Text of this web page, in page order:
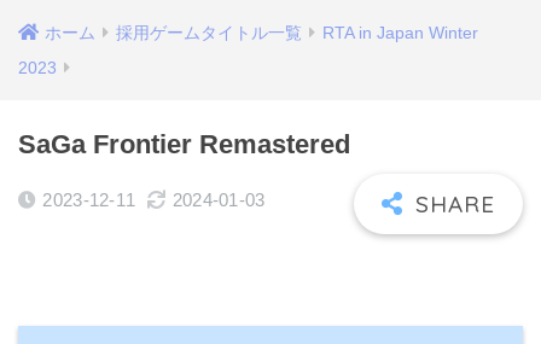
ホーム 採用ゲームタイトル一覧
RTA in Japan Winter
2023
SaGa Frontier Remastered
2023-12-11 2024-01-03